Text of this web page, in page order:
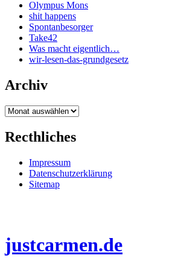
Olympus Mons
shit happens
Spontanbesorger
Take42
Was macht eigentlich…
wir-lesen-das-grundgesetz
Archiv
Archiv
Recthliches
Impressum
Datenschutzerklärung
Sitemap
justcarmen.de